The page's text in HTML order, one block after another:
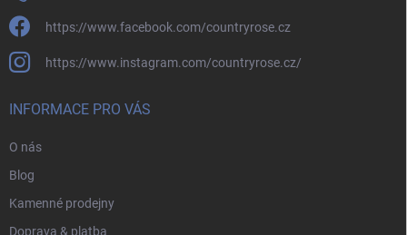
https://www.facebook.com/countryrose.cz
https://www.instagram.com/countryrose.cz/
INFORMACE PRO VÁS
O nás
Blog
Kamenné prodejny
Doprava & platba